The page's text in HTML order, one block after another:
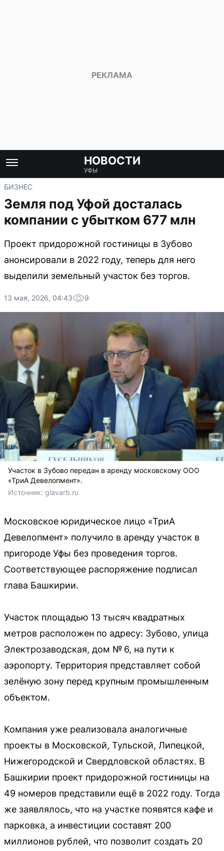
НОВОСТИ
УФЫ
БИЗНЕС
Земля под Уфой досталась
компании с убытком 677 млн
Проект придорожной гостиницы в Зубово
анонсировали в 2022 году, теперь для него
выделили земельный участок без торгов.
13 мая, 2026, 04:43 9
Участок в Зубово передан в аренду московскому ООО
«ТриА Девелопмент».
Источник: glavarb.ru
Московское юридическое лицо «ТриА
Девелопмент» получило в аренду участок в
пригороде Уфы без проведения торгов.
Соответствующее распоряжение подписал
глава Башкирии.
Участок площадью 13 тысяч квадратных
метров расположен по адресу: Зубово, улица
Электрозаводская, дом № 6, на пути к
аэропорту. Территория представляет собой
зелёную зону перед крупным промышленным
объектом.
Компания уже реализовала аналогичные
проекты в Московской, Тульской, Липецкой,
Нижегородской и Свердловской областях. В
Башкирии проект придорожной гостиницы на
49 номеров представили ещё в 2022 году. Тогда
же заявлялось, что на участке появятся кафе и
парковка, а инвестиции составят 200
миллионов рублей, что позволит создать 20